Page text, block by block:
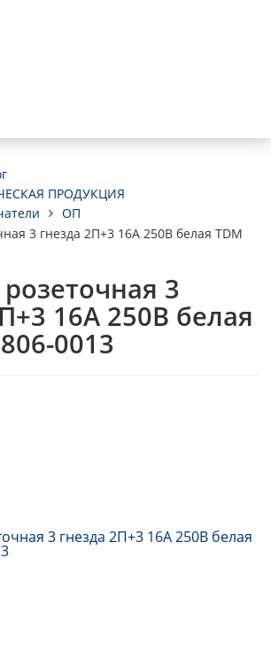
ПРОДУКЦИЯ
ОП
3 гнезда 2П+3 16А 250В белая TDM
3
16А 250В белая
0013